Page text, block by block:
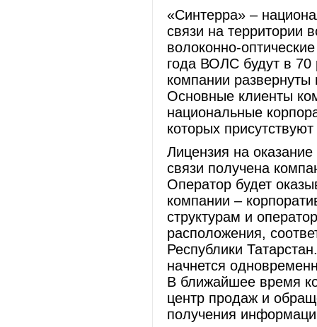
«Синтерра» –
связи на территории
волоконно-
года ВОЛС будут в 70
компании развернуты
Основные клиенты
национальные
которых
Лицензия на
связи получена
Оператор будет
компании –
структурам и
расположения,
Республики
начнется
В ближайшее время
центр продаж и
получения